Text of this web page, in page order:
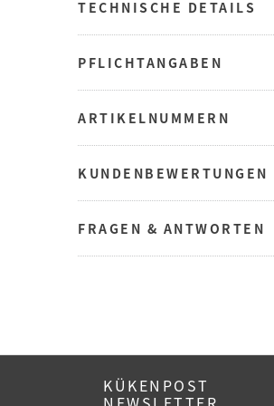
TECHNISCHE DETAILS
PFLICHTANGABEN
ARTIKELNUMMERN
KUNDENBEWERTUNGEN
FRAGEN & ANTWORTEN
KÜKENPOST